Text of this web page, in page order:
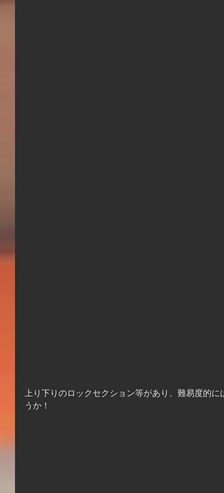
上り下りのロックセクション等があり、難易度的
うか！